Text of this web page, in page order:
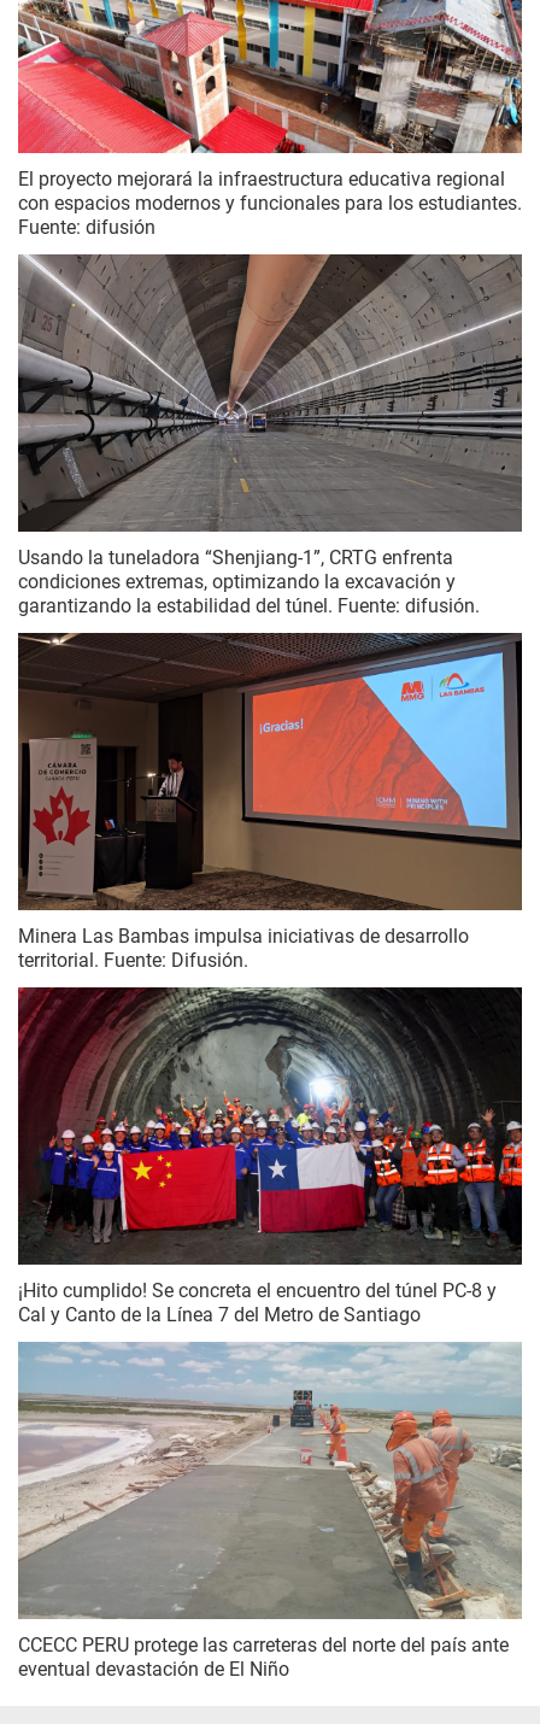
El proyecto mejorará la infraestructura educativa regional
con espacios modernos y funcionales para los estudiantes.
Fuente: difusión
Usando la tuneladora “Shenjiang-1”, CRTG enfrenta
condiciones extremas, optimizando la excavación y
garantizando la estabilidad del túnel. Fuente: difusión.
Minera Las Bambas impulsa iniciativas de desarrollo
territorial. Fuente: Difusión.
¡Hito cumplido! Se concreta el encuentro del túnel PC-8 y
Cal y Canto de la Línea 7 del Metro de Santiago
CCECC PERU protege las carreteras del norte del país ante
eventual devastación de El Niño